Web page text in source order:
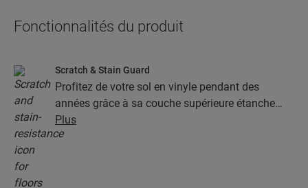
Fonctionnalités du produit
Scratch & Stain Guard
Profitez de votre sol en vinyle pendant des
années grâce à sa couche supérieure étanche
dotée de la technologie Stain & Scratch Guard.
Cette couche garantit une protection supérieure
Plus